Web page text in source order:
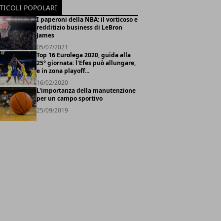
POPOLARI
I paperoni della NBA: il vorticoso e
redditizio business di LeBron
James
05/07/2021
Top 16 Eurolega 2020, guida alla
25° giornata: l'Efes può allungare,
e in zona playoff...
16/02/2020
L'importanza della manutenzione
per un campo sportivo
25/09/2019